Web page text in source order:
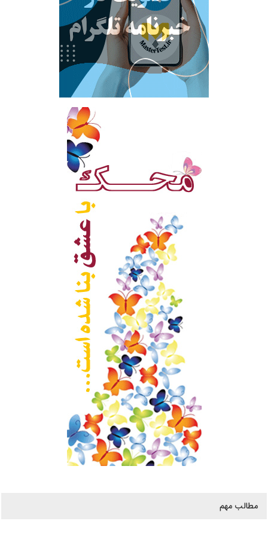
مطالب مهم